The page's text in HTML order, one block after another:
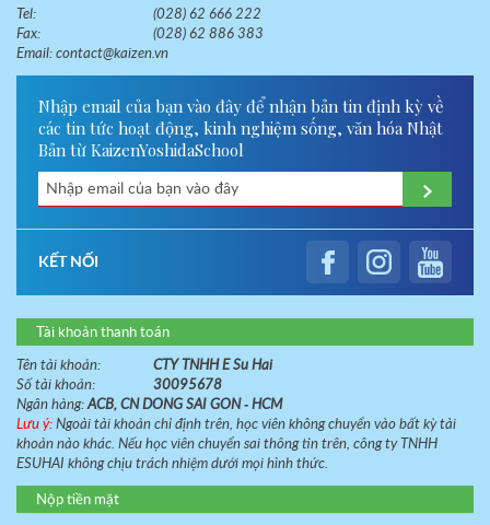
Tel:
(028) 62 666 222
Fax:
(028) 62 886 383
Email: contact@kaizen.vn
Nhập email của bạn vào đây để nhận bản tin định kỳ về
các tin tức hoạt động, kinh nghiệm sống, văn hóa Nhật
Bản từ KaizenYoshidaSchool
KẾT NỐI
Tài khoản thanh toán
Tên tài khoản:
CTY TNHH E Su Hai
Số tài khoản:
30095678
Ngân hàng: ACB, CN DONG SAI GON - HCM
Lưu ý: Ngoài tài khoản chỉ định trên, học viên không chuyển vào bất kỳ tài
khoản nào khác. Nếu học viên chuyển sai thông tin trên, công ty TNHH
ESUHAI không chịu trách nhiệm dưới mọi hình thức.
Nộp tiền mặt